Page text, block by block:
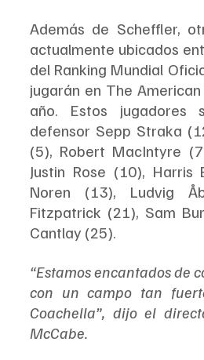
Además de Scheffler,
actualmente ubicados
del Ranking Mundial
jugarán en The
año. Estos jugadores
defensor Sepp Straka
(5), Robert MacIntyre
Justin Rose (10), Harris
Noren (13), Ludvig
Fitzpatrick (21), Sam
Cantlay (25).
“Estamos encantados de
con un campo tan
Coachella”, dijo el
McCabe.